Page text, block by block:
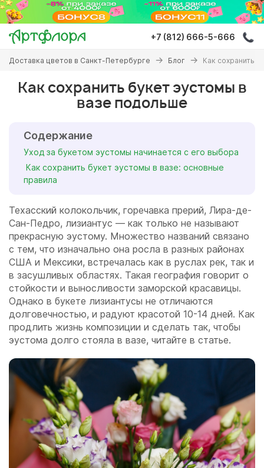
Перейти
основному
содержанию
+7 (812) 666-5-666
Вы
здесь
Доставка цветов в Санкт-Петербурге Блог Как сохранить
Как сохранить букет эустомы в
вазе подольше
Содержание
Уход за букетом эустомы начинается с его выбора
Как сохранить букет эустомы в вазе: основные
правила
Техасский колокольчик, горечавка прерий, Лира-де-
Сан-Педро, лизиантус — как только не называют
прекрасную эустому. Множество названий связано
с тем, что изначально она росла в разных районах
США и Мексики, встречалась как в руслах рек, так и
в засушливых областях. Такая география говорит о
стойкости и выносливости заморской красавицы.
Однако в букете лизиантусы не отличаются
долговечностью, и радуют красотой 10-14 дней. Как
продлить жизнь композиции и сделать так, чтобы
эустома долго стояла в вазе, читайте в статье.